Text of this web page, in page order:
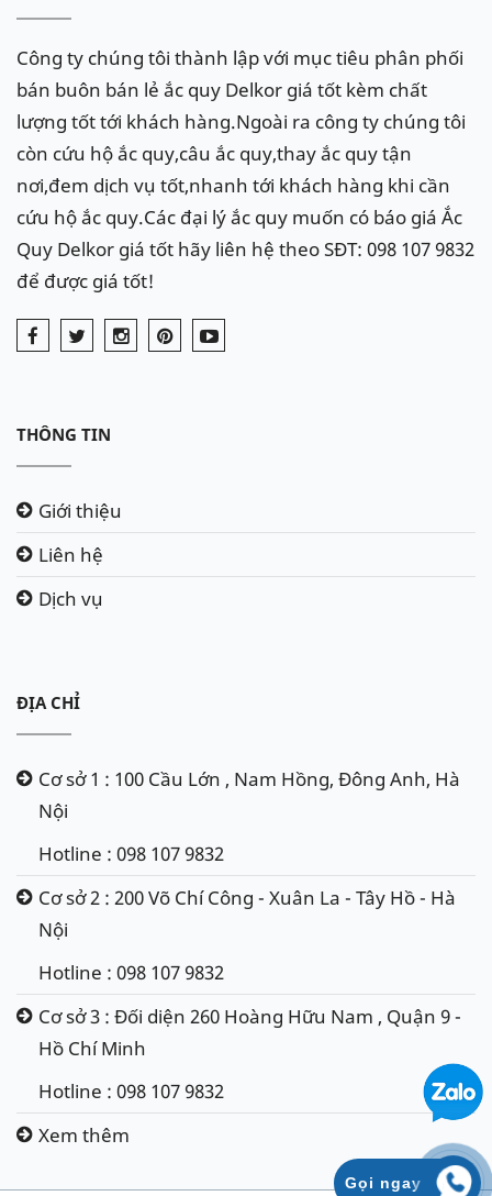
Công ty chúng tôi thành lập với mục tiêu phân phối
bán buôn bán lẻ ắc quy Delkor giá tốt kèm chất
lượng tốt tới khách hàng.Ngoài ra công ty chúng tôi
còn cứu hộ ắc quy,câu ắc quy,thay ắc quy tận
nơi,đem dịch vụ tốt,nhanh tới khách hàng khi cần
cứu hộ ắc quy.Các đại lý ắc quy muốn có báo giá Ắc
Quy Delkor giá tốt hãy liên hệ theo SĐT: 098 107 9832
để được giá tốt!
THÔNG TIN
Giới thiệu
Liên hệ
Dịch vụ
ĐỊA CHỈ
Cơ sở 1 : 100 Cầu Lớn , Nam Hồng, Đông Anh, Hà
Nội
Hotline : 098 107 9832
Cơ sở 2 : 200 Võ Chí Công - Xuân La - Tây Hồ - Hà
Nội
Hotline : 098 107 9832
Cơ sở 3 : Đối diện 260 Hoàng Hữu Nam , Quận 9 -
Hồ Chí Minh
Hotline : 098 107 9832
Xem thêm
Gọi ngay